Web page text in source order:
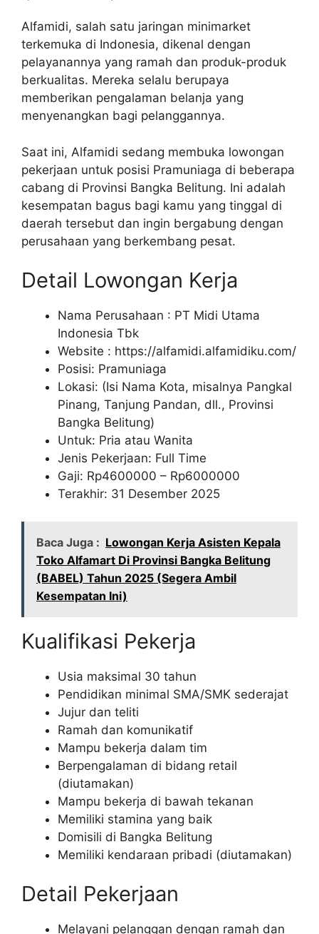
Alfamidi, salah satu jaringan minimarket
terkemuka di Indonesia, dikenal dengan
pelayanannya yang ramah dan produk-produk
berkualitas. Mereka selalu berupaya
memberikan pengalaman belanja yang
menyenangkan bagi pelanggannya.
Saat ini, Alfamidi sedang membuka lowongan
pekerjaan untuk posisi Pramuniaga di beberapa
cabang di Provinsi Bangka Belitung. Ini adalah
kesempatan bagus bagi kamu yang tinggal di
daerah tersebut dan ingin bergabung dengan
perusahaan yang berkembang pesat.
Detail Lowongan Kerja
Nama Perusahaan : PT Midi Utama
Indonesia Tbk
Website : https://alfamidi.alfamidiku.com/
Posisi: Pramuniaga
Lokasi: (Isi Nama Kota, misalnya Pangkal
Pinang, Tanjung Pandan, dll., Provinsi
Bangka Belitung)
Untuk: Pria atau Wanita
Jenis Pekerjaan: Full Time
Gaji: Rp4600000 – Rp6000000
Terakhir: 31 Desember 2025
Baca Juga : Lowongan Kerja Asisten Kepala
Toko Alfamart Di Provinsi Bangka Belitung
(BABEL) Tahun 2025 (Segera Ambil
Kesempatan Ini)
Kualifikasi Pekerja
Usia maksimal 30 tahun
Pendidikan minimal SMA/SMK sederajat
Jujur dan teliti
Ramah dan komunikatif
Mampu bekerja dalam tim
Berpengalaman di bidang retail
(diutamakan)
Mampu bekerja di bawah tekanan
Memiliki stamina yang baik
Domisili di Bangka Belitung
Memiliki kendaraan pribadi (diutamakan)
Detail Pekerjaan
Melayani pelanggan dengan ramah dan